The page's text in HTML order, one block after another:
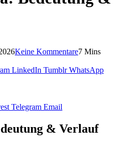
Keine Kommentare7 Mins
LinkedIn Tumblr WhatsApp
Telegram Email
& Verlauf